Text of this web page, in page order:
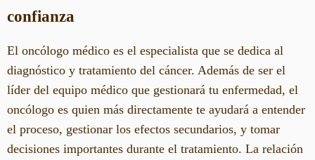
confianza
El oncólogo médico es el especialista que se dedica al
diagnóstico y tratamiento del cáncer. Además de ser el
líder del equipo médico que gestionará tu enfermedad, el
oncólogo es quien más directamente te ayudará a entender
el proceso, gestionar los efectos secundarios, y tomar
decisiones importantes durante el tratamiento. La relación